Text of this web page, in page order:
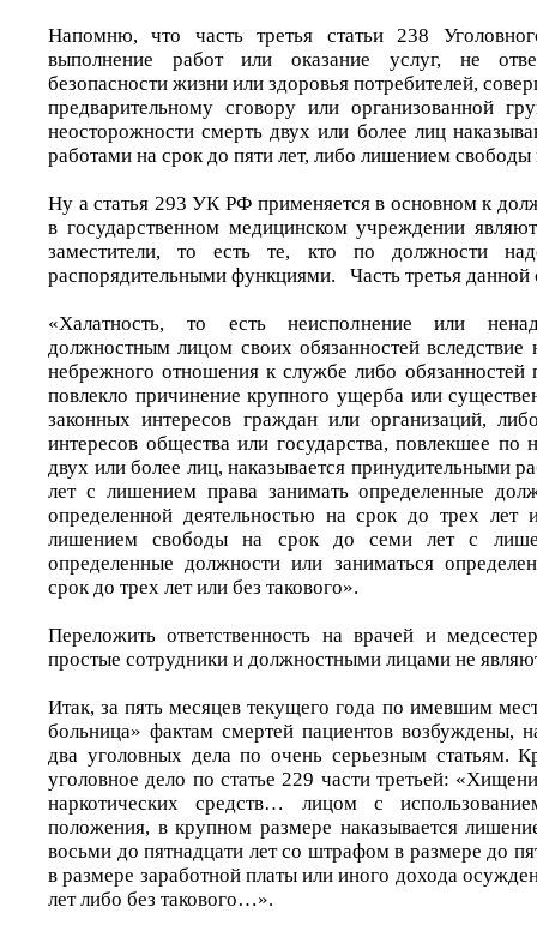
Напомню, что часть третья статьи 238
выполнение работ или оказание услуг, не
безопасности жизни или здоровья потребителей,
предварительному сговору или организованной
неосторожности смерть двух или более лиц
работами на срок до пяти лет, либо лишением
Ну а статья 293 УК РФ применяется в основном к
в государственном медицинском учреждении
заместители, то есть те, кто по должности
распорядительными функциями. Часть третья данной
«Халатность, то есть неисполнение или
должностным лицом своих обязанностей вследствие
небрежного отношения к службе либо обязанностей
повлекло причинение крупного ущерба или
законных интересов граждан или организаций,
интересов общества или государства, повлекшее по
двух или более лиц, наказывается принудительными
лет с лишением права занимать определенные
определенной деятельностью на срок до трех лет
лишением свободы на срок до семи лет с
определенные должности или заниматься
срок до трех лет или без такового».
Переложить ответственность на врачей и
простые сотрудники и должностными лицами не
Итак, за пять месяцев текущего года по имевшим
больница» фактам смертей пациентов возбуждены,
два уголовных дела по очень серьезным статьям.
уголовное дело по статье 229 части третьей:
наркотических средств… лицом с
положения, в крупном размере наказывается
восьми до пятнадцати лет со штрафом в размере до
в размере заработной платы или иного дохода
лет либо без такового…».